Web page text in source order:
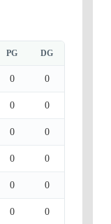
PG DG
0 0
0 0
0 0
0 0
0 0
0 0